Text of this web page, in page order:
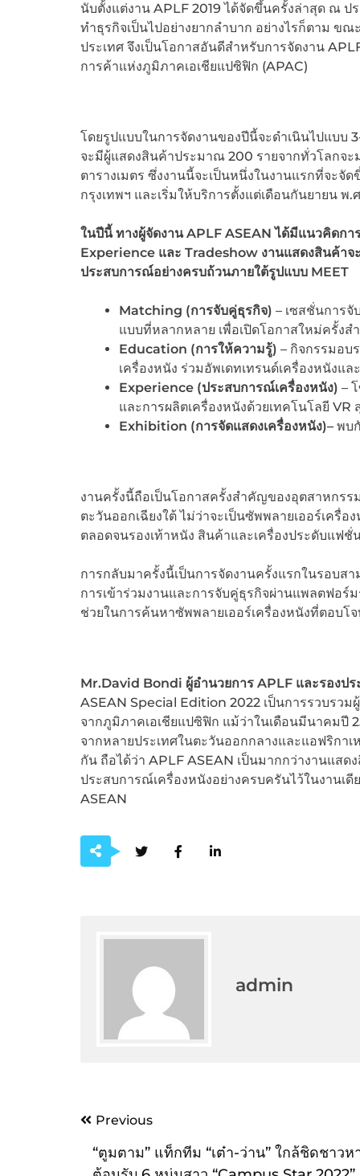
นับตั้งแต่งาน APLF 2019 ได้จัดขึ้นครั้งล่าสุด ณ ป
ทำธุรกิจเป็นไปอย่างยากลำบาก อย่างไรก็ตาม ข
ประเทศ จึงเป็นโอกาสอันดีสำหรับการจัดงาน
การค้าแห่งภูมิภาคเอเชียแปซิฟิก (APAC)
โดยรูปแบบในการจัดงานของปีนี้จะดำเนินไปแบบ
จะมีผู้แสดงสินค้าประมาณ 200 รายจากทั่วโลกจ
ตารางเมตร ซึ่งงานนี้จะเป็นหนึ่งในงานแรกที่จะ
กรุงเทพฯ และเริ่มให้บริการตั้งแต่เดือนกันยายน พ.
ในปีนี้ ทางผู้จัดงาน APLF ASEAN ได้มีแนวคิดก
Experience และ Tradeshow งานแสดงสินค้าจ
ประสบการณ์อย่างครบถ้วนภายใต้รูปแบบ MEET
Matching (การจับคู่ธุรกิจ) – เซสชั่นการจั
แบบที่หลากหลาย เพื่อเปิดโอกาสใหม่ครั้ง
Education (การให้ความรู้) – กิจกรรมอบ
เครื่องหนัง ร่วมอัพเดทเทรนด์เครื่องหนังแ
Experience (ประสบการณ์เครื่องหนัง) –
และการผลิตเครื่องหนังด้วยเทคโนโลยี VR
Exhibition (การจัดแสดงเครื่องหนัง)–พบกั
งานครั้งนี้ถือเป็นโอกาสครั้งสำคัญของอุตสาหกรร
ตะวันออกเฉียงใต้ ไม่ว่าจะเป็นซัพพลายเออร์เค
ตลอดจนรองเท้าหนัง สินค้าและเครื่องประดับแฟชั่
การกลับมาครั้งนี้เป็นการจัดงานครั้งแรกในรอบส
การเข้าร่วมงานและการจับคู่ธุรกิจผ่านแพลตฟอร์
ช่วยในการค้นหาซัพพลายเออร์เครื่องหนังที่ตอบโ
Mr.David Bondi ผู้อำนวยการ APLF และรองป
ASEAN Special Edition 2022 เป็นการรวบรว
จากภูมิภาคเอเชียแปซิฟิก แม้ว่าในเดือนมีนาคมปี
จากหลายประเทศในตะวันออกกลางและแอฟริกา
กัน ถือได้ว่า APLF ASEAN เป็นมากกว่างานแส
ประสบการณ์เครื่องหนังอย่างครบครันไว้ในงานเ
ASEAN
admin
PostPrevious
“ตูมตาม” แท็กทีม “เต๋า-ว่าน” ใกล้ชิดชาว